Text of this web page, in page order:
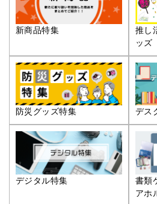
新商品特集
推し
ッズ
防災グッズ特集 デス
デジタル特集
書類
アホ